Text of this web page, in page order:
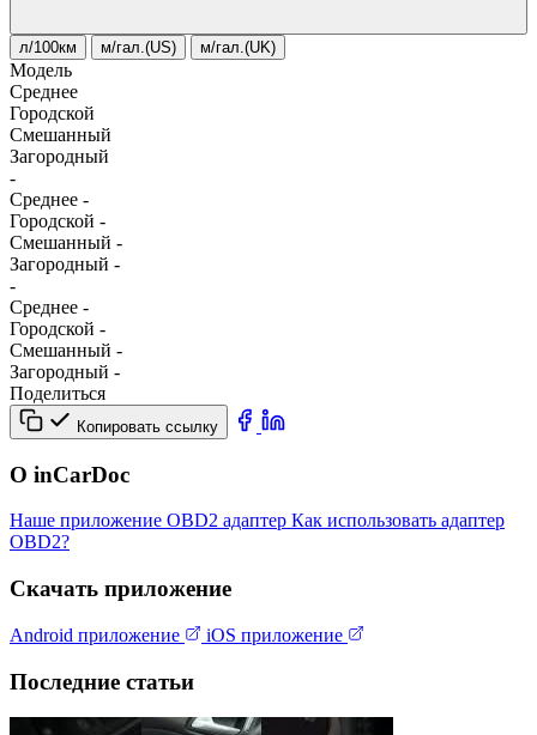
л/100км м/гал.(US) м/гал.(UK)
Модель
Среднее
Городской
Смешанный
Загородный
-
Среднее -
Городской -
Смешанный -
Загородный -
-
Среднее -
Городской -
Смешанный -
Загородный -
Поделиться
Копировать ссылку
О inCarDoc
Наше приложение OBD2 адаптер Как использовать адаптер
OBD2?
Скачать приложение
Android приложение iOS приложение
Последние статьи